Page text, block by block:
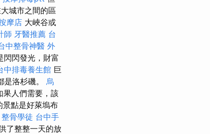
城市之間的區
摩店 大峽谷或
師 牙醫推薦 台
中整骨神醫 外
閃閃發光，財富
中排毒養生館 巨
洛杉磯。 烏
果人們需要，該
景點是好萊塢布
整骨學徒 台中手
了整整一天的放